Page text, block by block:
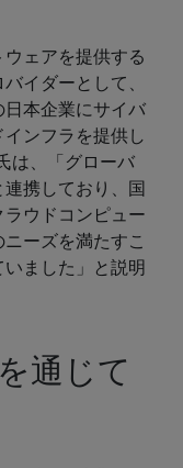
ェアを提供する
イダーとして、
本企業にサイバ
ンフラを提供し
は、「グローバ
携しており、国
ウドコンピュー
ーズを満たすこ
ました」と説明
通じて